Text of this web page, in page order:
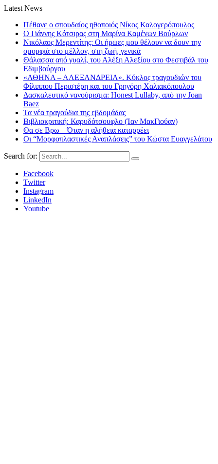
Latest News
Πέθανε ο σπουδαίος ηθοποιός Νίκος Καλογερόπουλος
Ο Γιάννης Κότσιρας στη Μαρίνα Καμένων Βούρλων
Νικόλαος Μερεντίτης: Οι ήρωες μου θέλουν να δουν την
ομορφιά στο μέλλον, στη ζωή, γενικά
Θάλασσα από γυαλί, του Αλέξη Αλεξίου στο Φεστιβάλ του
Εδιμβούργου
«ΑΘΗΝΑ – ΑΛΕΞΑΝΔΡΕΙΑ». Κύκλος τραγουδιών του
Φίλιππου Περιστέρη και του Γρηγόρη Χαλιακόπουλου
Δασκαλευτικό νανούρισμα: Honest Lullaby, από την Joan
Baez
Τα νέα τραγούδια της εβδομάδας
Βιβλιοκριτική: Καρυδότσουφλο (Ίαν ΜακΓιούαν)
Θα σε Βρω – Όταν η αλήθεια καταρρέει
Οι “Μορφοπλαστικές Αναπλάσεις” του Κώστα Ευαγγελάτου
Search for:
Facebook
Twitter
Instagram
LinkedIn
Youtube